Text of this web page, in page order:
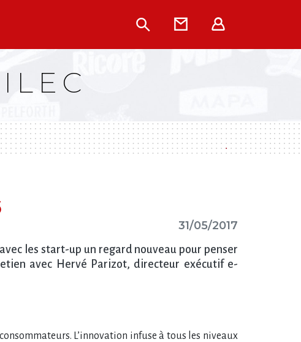
Rechercher
Contact
31/05/2017
les start-up un regard nouveau pour penser
avec Hervé Parizot, directeur exécutif e-
L’innovation infuse à tous les niveaux